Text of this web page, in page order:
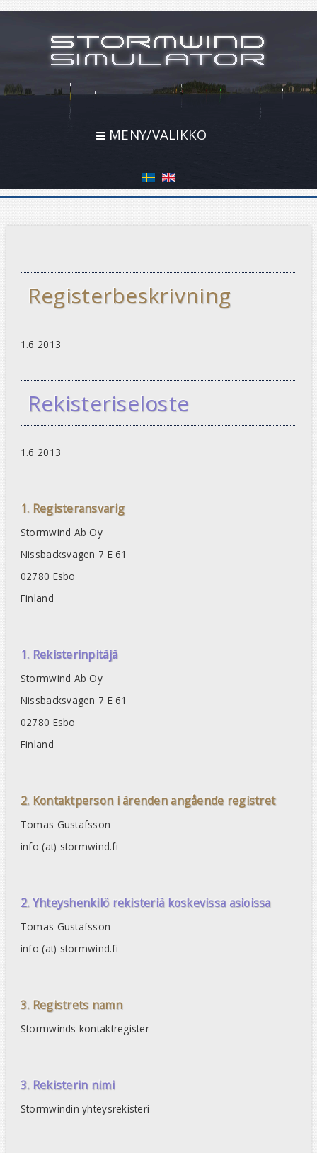
MENY/VALIKKO
Registerbeskrivning
1.6 2013
Rekisteriseloste
1.6 2013
1. Registeransvarig
Stormwind Ab Oy
Nissbacksvägen 7 E 61
02780 Esbo
Finland
1. Rekisterinpitäjä
Stormwind Ab Oy
Nissbacksvägen 7 E 61
02780 Esbo
Finland
2. Kontaktperson i ärenden angående registret
Tomas Gustafsson
info (at) stormwind.fi
2. Yhteyshenkilö rekisteriä koskevissa asioissa
Tomas Gustafsson
info (at) stormwind.fi
3. Registrets namn
Stormwinds kontaktregister
3. Rekisterin nimi
Stormwindin yhteysrekisteri